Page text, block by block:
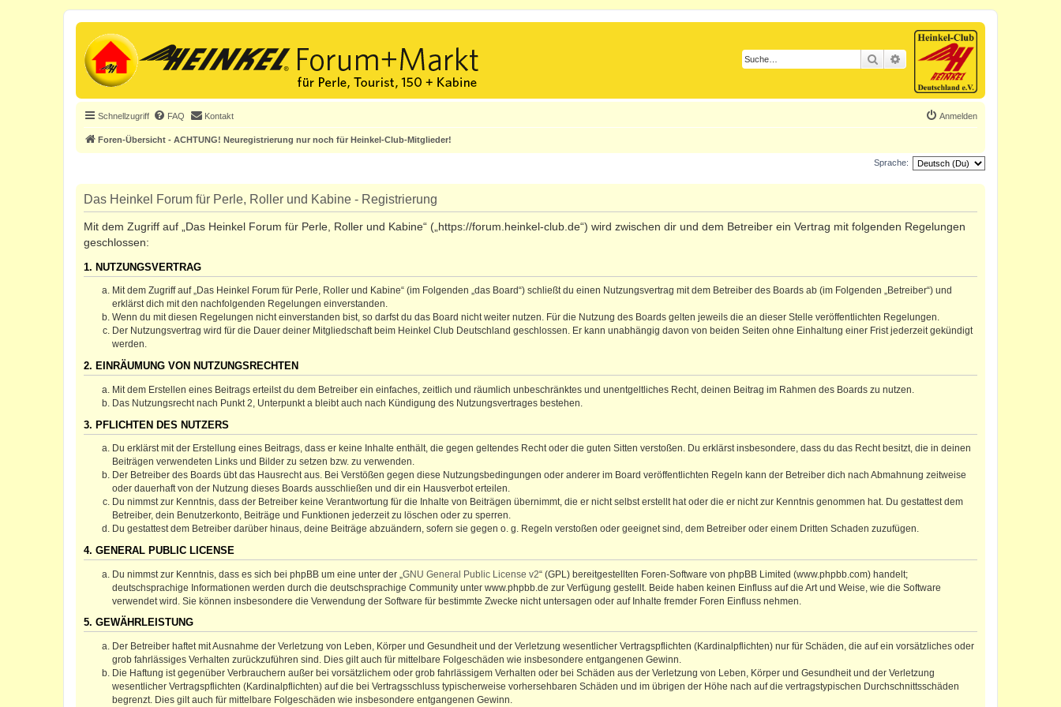
Suche Erweiterte Suche
Schnellzugriff FAQ Kontakt Anmelden
Foren-Übersicht - ACHTUNG! Neuregistrierung nur noch für Heinkel-Club-Mitglieder!
Sprache:
Das Heinkel Forum für Perle, Roller und Kabine - Registrierung
Mit dem Zugriff auf „Das Heinkel Forum für Perle, Roller und Kabine“ („https://forum.heinkel-club.de“) wird zwischen dir und dem Betreiber ein Vertrag mit folgenden Regelungen
geschlossen:
1. NUTZUNGSVERTRAG
Mit dem Zugriff auf „Das Heinkel Forum für Perle, Roller und Kabine“ (im Folgenden „das Board“) schließt du einen Nutzungsvertrag mit dem Betreiber des Boards ab (im Folgenden „Betreiber“) und
erklärst dich mit den nachfolgenden Regelungen einverstanden.
Wenn du mit diesen Regelungen nicht einverstanden bist, so darfst du das Board nicht weiter nutzen. Für die Nutzung des Boards gelten jeweils die an dieser Stelle veröffentlichten Regelungen.
Der Nutzungsvertrag wird für die Dauer deiner Mitgliedschaft beim Heinkel Club Deutschland geschlossen. Er kann unabhängig davon von beiden Seiten ohne Einhaltung einer Frist jederzeit gekündigt
werden.
2. EINRÄUMUNG VON NUTZUNGSRECHTEN
Mit dem Erstellen eines Beitrags erteilst du dem Betreiber ein einfaches, zeitlich und räumlich unbeschränktes und unentgeltliches Recht, deinen Beitrag im Rahmen des Boards zu nutzen.
Das Nutzungsrecht nach Punkt 2, Unterpunkt a bleibt auch nach Kündigung des Nutzungsvertrages bestehen.
3. PFLICHTEN DES NUTZERS
Du erklärst mit der Erstellung eines Beitrags, dass er keine Inhalte enthält, die gegen geltendes Recht oder die guten Sitten verstoßen. Du erklärst insbesondere, dass du das Recht besitzt, die in deinen
Beiträgen verwendeten Links und Bilder zu setzen bzw. zu verwenden.
Der Betreiber des Boards übt das Hausrecht aus. Bei Verstößen gegen diese Nutzungsbedingungen oder anderer im Board veröffentlichten Regeln kann der Betreiber dich nach Abmahnung zeitweise
oder dauerhaft von der Nutzung dieses Boards ausschließen und dir ein Hausverbot erteilen.
Du nimmst zur Kenntnis, dass der Betreiber keine Verantwortung für die Inhalte von Beiträgen übernimmt, die er nicht selbst erstellt hat oder die er nicht zur Kenntnis genommen hat. Du gestattest dem
Betreiber, dein Benutzerkonto, Beiträge und Funktionen jederzeit zu löschen oder zu sperren.
Du gestattest dem Betreiber darüber hinaus, deine Beiträge abzuändern, sofern sie gegen o. g. Regeln verstoßen oder geeignet sind, dem Betreiber oder einem Dritten Schaden zuzufügen.
4. GENERAL PUBLIC LICENSE
Du nimmst zur Kenntnis, dass es sich bei phpBB um eine unter der „ GNU General Public License v2“ (GPL) bereitgestellten Foren-Software von phpBB Limited (www.phpbb.com) handelt;
deutschsprachige Informationen werden durch die deutschsprachige Community unter www.phpbb.de zur Verfügung gestellt. Beide haben keinen Einfluss auf die Art und Weise, wie die Software
verwendet wird. Sie können insbesondere die Verwendung der Software für bestimmte Zwecke nicht untersagen oder auf Inhalte fremder Foren Einfluss nehmen.
5. GEWÄHRLEISTUNG
Der Betreiber haftet mit Ausnahme der Verletzung von Leben, Körper und Gesundheit und der Verletzung wesentlicher Vertragspflichten (Kardinalpflichten) nur für Schäden, die auf ein vorsätzliches oder
grob fahrlässiges Verhalten zurückzuführen sind. Dies gilt auch für mittelbare Folgeschäden wie insbesondere entgangenen Gewinn.
Die Haftung ist gegenüber Verbrauchern außer bei vorsätzlichem oder grob fahrlässigem Verhalten oder bei Schäden aus der Verletzung von Leben, Körper und Gesundheit und der Verletzung
wesentlicher Vertragspflichten (Kardinalpflichten) auf die bei Vertragsschluss typischerweise vorhersehbaren Schäden und im übrigen der Höhe nach auf die vertragstypischen Durchschnittsschäden
begrenzt. Dies gilt auch für mittelbare Folgeschäden wie insbesondere entgangenen Gewinn.